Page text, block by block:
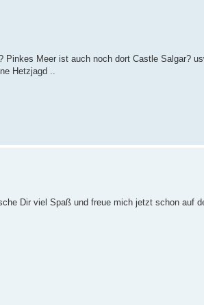
Pinkes Meer ist auch noch dort Castle Salgar?
Hetzjagd ..
Dir viel Spaß und freue mich jetzt schon auf